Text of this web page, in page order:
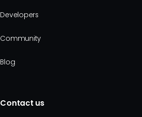
Developers
Community
Blog
Contact us